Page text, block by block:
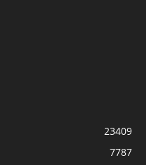
23409
7787